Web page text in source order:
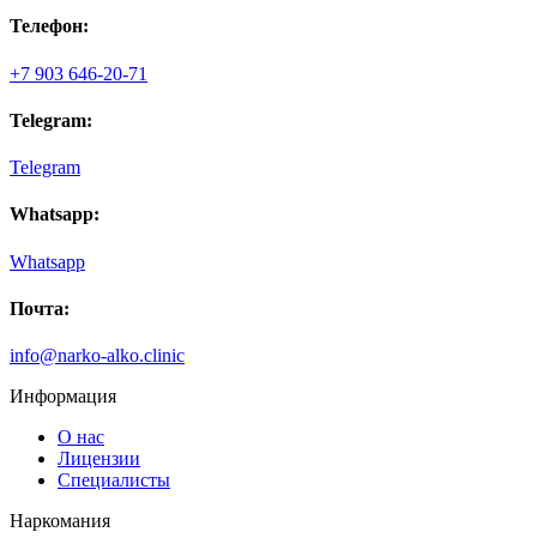
Телефон:
+7 903 646-20-71
Telegram:
Telegram
Whatsapp:
Whatsapp
Почта:
info@narko-alko.clinic
Информация
О нас
Лицензии
Специалисты
Наркомания